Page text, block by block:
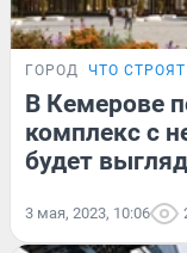
ГОРОД ЧТО
В Кемерове
комплекс с
будет
3 мая, 2023, 10:06